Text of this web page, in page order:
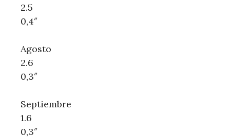
2.5
0,4″
Agosto
2.6
0,3″
Septiembre
1.6
0,3″